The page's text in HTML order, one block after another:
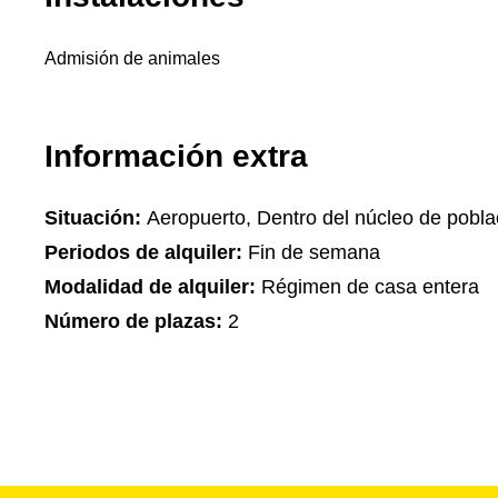
Admisión de animales
Información extra
Situación: Aeropuerto, Dentro del núcleo de
Periodos de alquiler: Fin de semana
Modalidad de alquiler: Régimen de casa entera
Número de plazas: 2